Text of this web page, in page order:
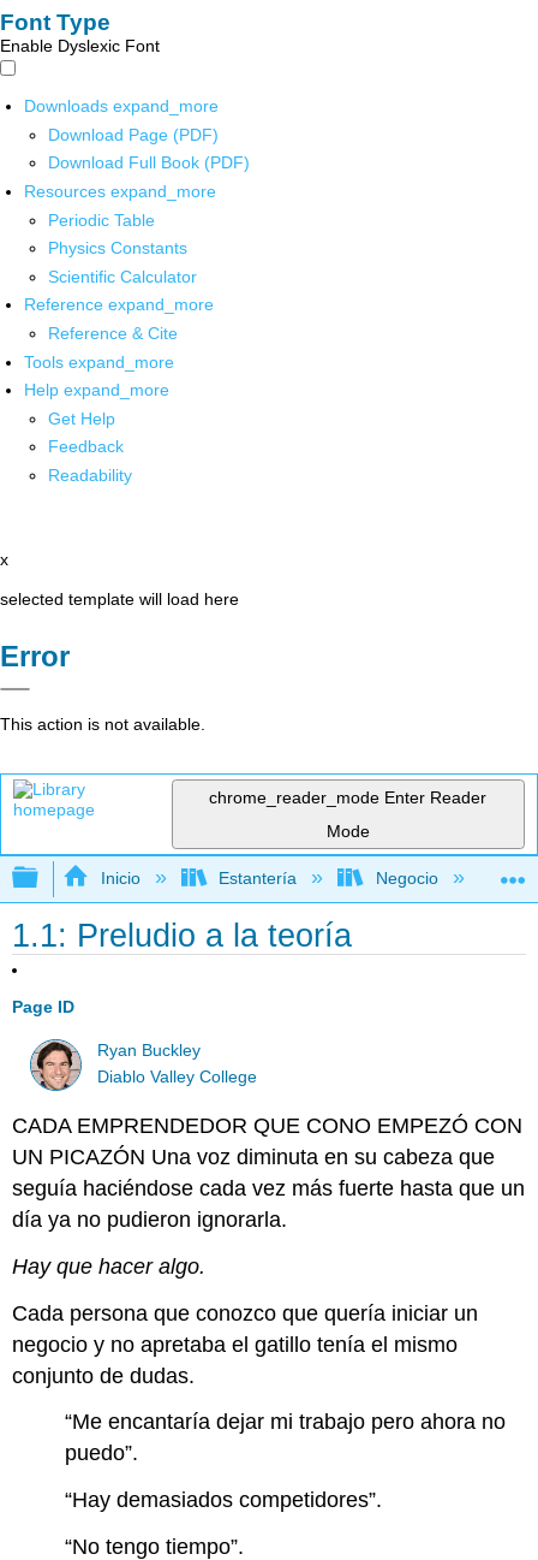
Font Type
Enable Dyslexic Font
Downloads expand_more
Download Page (PDF)
Download Full Book (PDF)
Resources expand_more
Periodic Table
Physics Constants
Scientific Calculator
Reference expand_more
Reference & Cite
Tools expand_more
Help expand_more
Get Help
Feedback
Readability
x
selected template will load here
Error
This action is not available.
chrome_reader_mode Enter Reader
Mode
Expandir/contraer jerarquía global
Inicio Estantería Negocio
1.1: Preludio a la teoría
Page ID
Ryan Buckley
Diablo Valley College
CADA EMPRENDEDOR QUE CONO EMPEZÓ CON
UN PICAZÓN Una voz diminuta en su cabeza que
seguía haciéndose cada vez más fuerte hasta que un
día ya no pudieron ignorarla.
Hay que hacer algo.
Cada persona que conozco que quería iniciar un
negocio y no apretaba el gatillo tenía el mismo
conjunto de dudas.
“Me encantaría dejar mi trabajo pero ahora no
puedo”.
“Hay demasiados competidores”.
“No tengo tiempo”.